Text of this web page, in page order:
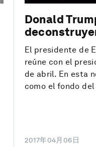
Donald
El presidente de
reúne con el
de abril. En esta
como el fondo
2017年04月06日